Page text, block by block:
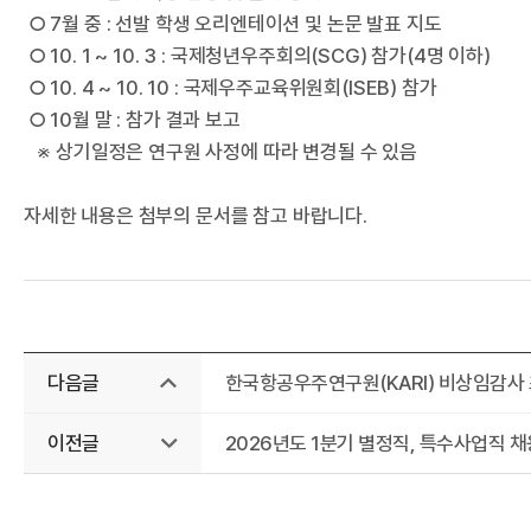
공
○ 7월 중 : 선발 학생 오리엔테이션 및 논문 발표 지도
○ 10. 1 ~ 10. 3 : 국제청년우주회의(SCG) 참가(4명 이하)
○ 10. 4 ~ 10. 10 : 국제우주교육위원회(ISEB) 참가
○ 10월 말 : 참가 결과 보고
※ 상기일정은 연구원 사정에 따라 변경될 수 있음
자세한 내용은 첨부의 문서를 참고 바랍니다.
다음글 한국항공우주연구원(KARI) 비상임감사
이전글 2026년도 1분기 별정직, 특수사업직 채